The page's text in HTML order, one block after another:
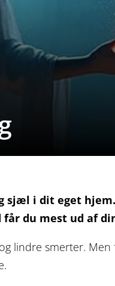
sjæl i dit eget hjem.
får du mest ud af
lindre smerter. Men